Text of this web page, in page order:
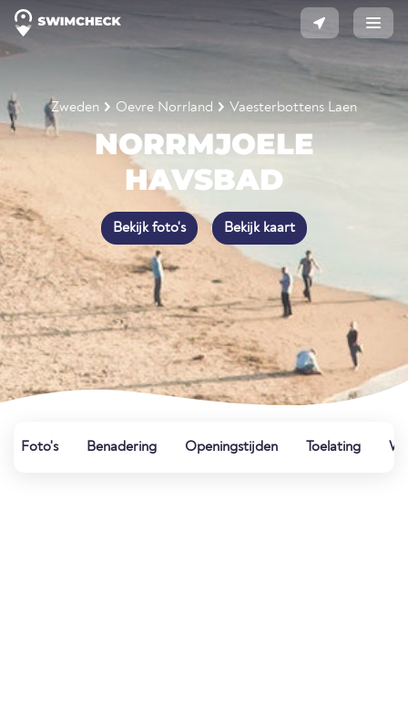
Zweden Oevre Norrland Vaesterbottens Laen
NORRMJOELE
HAVSBAD
Bekijk foto's Bekijk kaart
Foto's Benadering Openingstijden Toelating